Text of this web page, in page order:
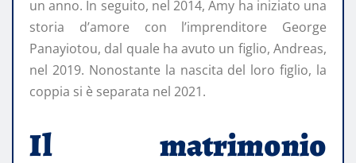
un anno. In seguito, nel 2014, Amy ha iniziato una
storia d’amore con l’imprenditore George
Panayiotou, dal quale ha avuto un figlio, Andreas,
nel 2019. Nonostante la nascita del loro figlio, la
coppia si è separata nel 2021.
Il matrimonio